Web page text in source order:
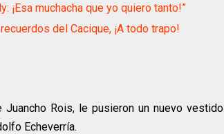
¡Esa muchacha que yo quiero tanto!”
del Cacique, ¡A todo trapo!
Juancho Rois, le pusieron un nuevo vestido
Echeverría.